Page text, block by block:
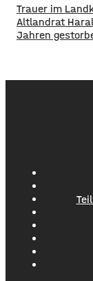
Trauer im
Altlandrat
Jahren